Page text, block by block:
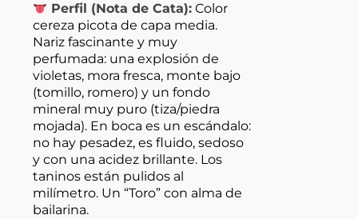
Perfil (Nota de Cata):Color
cereza picota de capa media.
Nariz fascinante y muy
perfumada: una explosión de
violetas, mora fresca, monte bajo
(tomillo, romero) y un fondo
mineral muy puro (tiza/piedra
mojada). En boca es un escándalo:
no hay pesadez, es fluido, sedoso
y con una acidez brillante. Los
taninos están pulidos al
milímetro. Un “Toro” con alma de
bailarina.